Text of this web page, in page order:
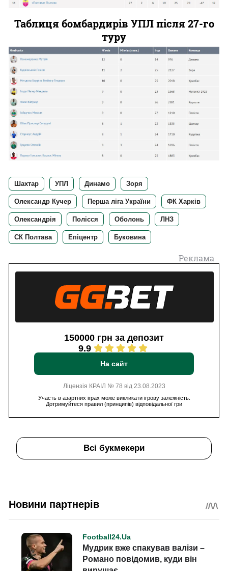
Таблиця бомбардирів УПЛ після 27-го
туру
Шахтар УПЛ Динамо Зоря
Олександр Кучер Перша ліга України ФК Харків
Олександрія Полісся Оболонь ЛНЗ
СК Полтава Епіцентр Буковина
Реклама
150000 грн за депозит
9.9
На сайт
Ліцензія КРАІЛ № 78 від 23.08.2023
Участь в азартних іграх може викликати ігрову залежність.
Дотримуйтеся правил (принципів) відповідальної гри
Всі букмекери